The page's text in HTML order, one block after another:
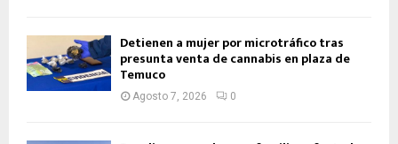
Detienen a mujer por microtráfico tras
presunta venta de cannabis en plaza de
Temuco
Agosto 7, 2026 0